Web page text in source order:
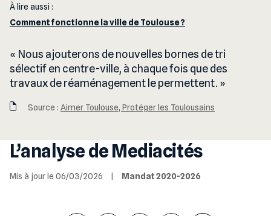
À lire aussi :
Comment fonctionne la ville de Toulouse ?
Nous ajouterons de nouvelles bornes de tri
sélectif en centre-ville, à chaque fois que des
travaux de réaménagement le permettent.
Source : Aimer Toulouse, Protéger les Toulousains
L’analyse de Mediacités
Mis à jour le 06/03/2026 Mandat 2020-2026